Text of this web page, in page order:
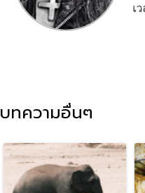
เ
บทความอื่นๆ